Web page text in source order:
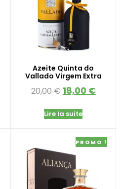
Azeite Quinta do
Vallado Virgem Extra
20,00€ 18,00 €
Lire la suite
PROMO !